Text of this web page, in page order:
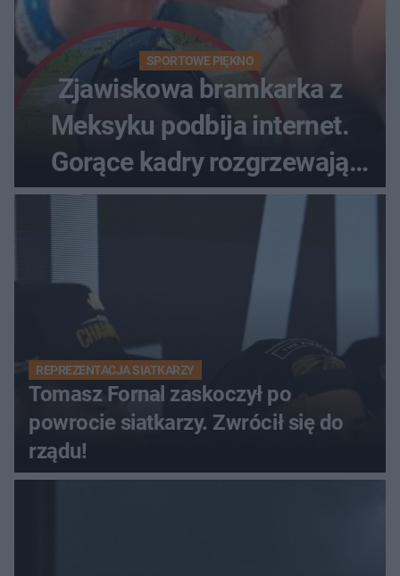
SPORTOWE PIĘKNO
Zjawiskowa bramkarka z
Meksyku podbija internet.
Gorące kadry rozgrzewają
fanów
REPREZENTACJA SIATKARZY
Tomasz Fornal zaskoczył po
powrocie siatkarzy. Zwrócił się do
rządu!